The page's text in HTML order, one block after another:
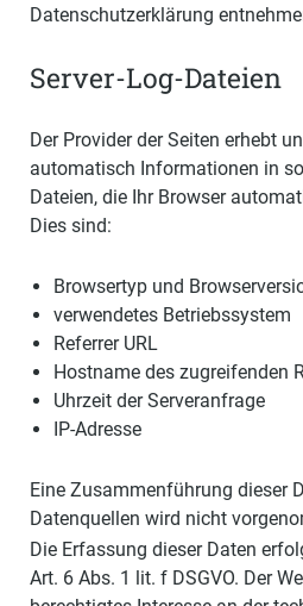
Datenschutzerklärung
Server-Log-Dateien
Der Provider der Seiten erhebt
automatisch Informationen in
Dateien, die Ihr Browser
Dies sind:
Browsertyp und
verwendetes Betriebssystem
Referrer URL
Hostname des zugreifenden
Uhrzeit der Serveranfrage
IP-Adresse
Eine Zusammenführung dieser
Datenquellen wird nicht
Die Erfassung dieser Daten
Art. 6 Abs. 1 lit. f DSGVO. Der